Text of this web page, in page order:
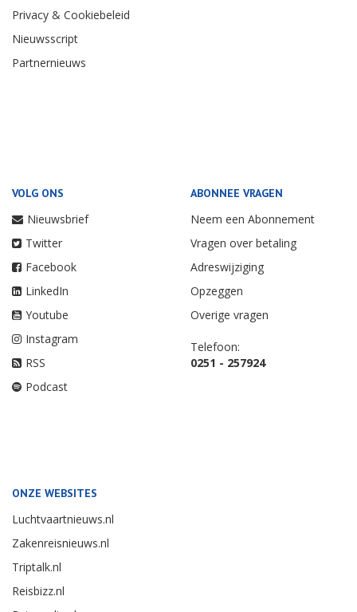
Privacy & Cookiebeleid
Nieuwsscript
Partnernieuws
VOLG ONS
Nieuwsbrief
Twitter
Facebook
LinkedIn
Youtube
Instagram
RSS
Podcast
ABONNEE VRAGEN
Neem een Abonnement
Vragen over betaling
Adreswijziging
Opzeggen
Overige vragen
Telefoon:
0251 - 257924
ONZE WEBSITES
Luchtvaartnieuws.nl
Zakenreisnieuws.nl
Triptalk.nl
Reisbizz.nl